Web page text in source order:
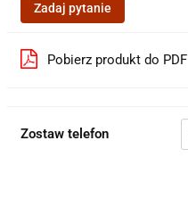
Zadaj pytanie
Pobierz produkt do PDF
Zostaw telefon